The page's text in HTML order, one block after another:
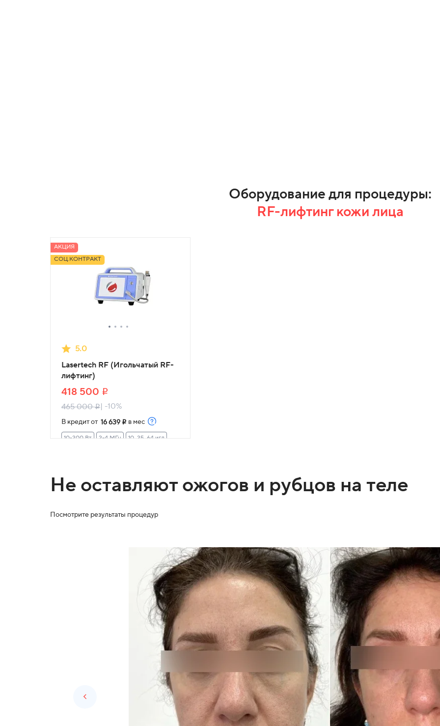
Оборудование для процедуры:
RF-лифтинг кожи лица
CОЦ.КОНТРАКТ
АКЦИЯ
5.0
Lasertech RF (Игольчатый RF-
лифтинг)
418 500 i
465 000i| -10%
В кредит от 16 639 i в мес
10-200 Вт 2-4 МГц
10, 25, 64 игл
Не оставляют ожогов и рубцов на теле
Посмотрите результаты процедур